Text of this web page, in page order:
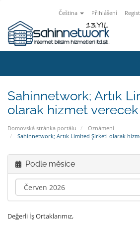
Čeština Přihlášení
Sahinnetwork; Artık
olarak hizmet verecek
Domovská stránka portálu
Oznámení
Sahinnetwork; Artık Limited Şirketi olarak
Podle měsíce
Değerli İş Ortaklarımız,